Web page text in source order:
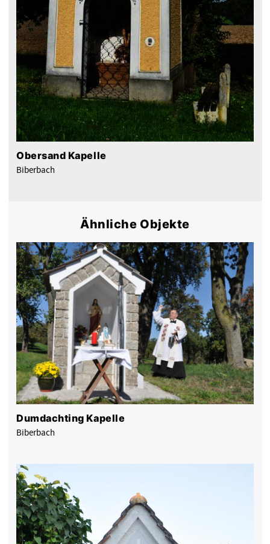
Obersand Kapelle
Biberbach
Ähnliche Objekte
Dumdachting Kapelle
Biberbach